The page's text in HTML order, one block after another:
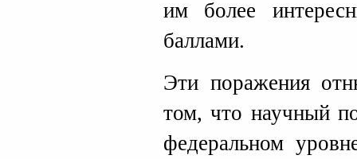
им более
баллами.
Эти поражения
том, что научный
федеральном